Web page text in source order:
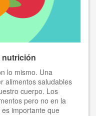
nutrición
lo mismo. Una
alimentos saludables
cuerpo. Los
pero no en la
importante que